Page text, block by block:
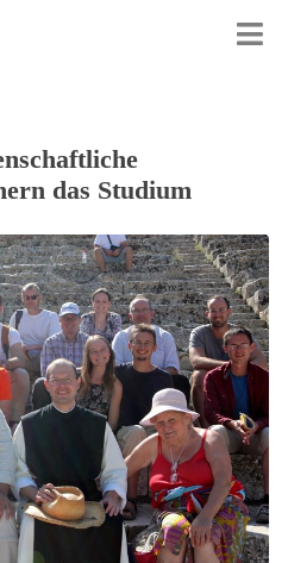
das Studium